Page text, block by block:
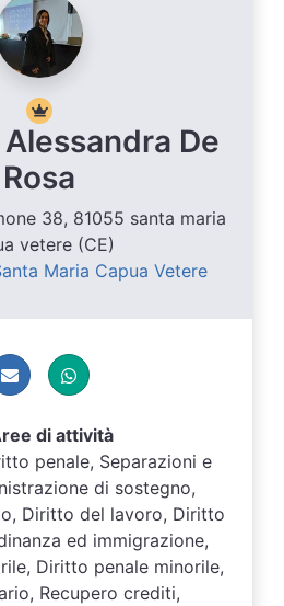
De
Rosa
38, 81055 santa maria
vetere (CE)
Maria Capua Vetere
di attività
penale, Separazioni e
di sostegno,
Diritto del lavoro, Diritto
ed immigrazione,
Diritto penale minorile,
Recupero crediti,